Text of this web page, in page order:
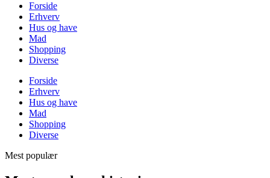
Forside
Erhverv
Hus og have
Mad
Shopping
Diverse
Forside
Erhverv
Hus og have
Mad
Shopping
Diverse
Mest populær